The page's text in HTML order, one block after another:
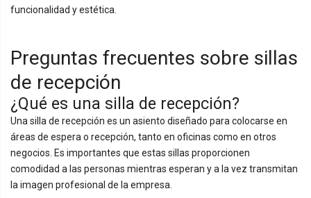
funcionalidad y estética.
Preguntas frecuentes sobre sillas
de recepción
¿Qué es una silla de recepción?
Una silla de recepción es un asiento diseñado para colocarse en
áreas de espera o recepción, tanto en oficinas como en otros
negocios. Es importantes que estas sillas proporcionen
comodidad a las personas mientras esperan y a la vez transmitan
la imagen profesional de la empresa.